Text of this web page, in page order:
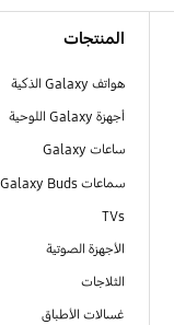
المنتجات
هواتف Galaxy الذكية
أجهزة Galaxy اللوحية
ساعات Galaxy
سماعات Galaxy Buds
TVs
الأجهزة الصوتية
الثلاجات
غسالات الأطباق